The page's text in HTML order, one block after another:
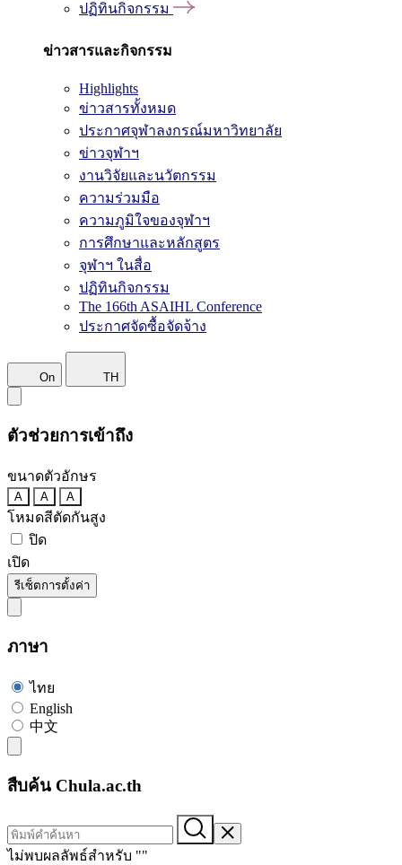
ปฏิทินกิจกรรม
ข่าวสารและกิจกรรม
Highlights
ข่าวสารทั้งหมด
ประกาศจุฬาลงกรณ์มหาวิทยาลัย
ข่าวจุฬาฯ
งานวิจัยและนวัตกรรม
ความร่วมมือ
ความภูมิใจของจุฬาฯ
การศึกษาและหลักสูตร
จุฬาฯ ในสื่อ
ปฏิทินกิจกรรม
The 166th ASAIHL Conference
ประกาศจัดซื้อจัดจ้าง
On TH
ตัวช่วยการเข้าถึง
ขนาดตัวอักษร
A A A
โหมดสีตัดกันสูง
ปิด
เปิด
รีเซ็ตการตั้งค่า
ภาษา
ไทย
English
中文
สืบค้น Chula.ac.th
ไม่พบผลลัพธ์สำหรับ ""